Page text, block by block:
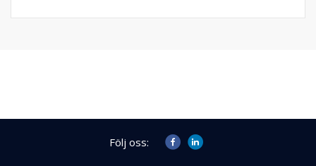
Följ oss: